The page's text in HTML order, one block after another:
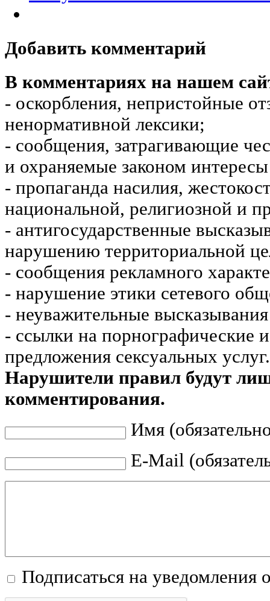
Добавить комментарий
В комментариях на нашем
- оскорбления, непристойные
ненормативной лексики;
- сообщения, затрагивающие
и охраняемые законом
- пропаганда насилия,
национальной, религиозной и
- антигосударственные
нарушению территориальной
- сообщения рекламного
- нарушение этики сетевого
- неуважительные
- ссылки на порнографические
предложения сексуальных услуг.
Нарушители правил будут
комментирования.
Имя
E-Mail
Подписаться на уведомления